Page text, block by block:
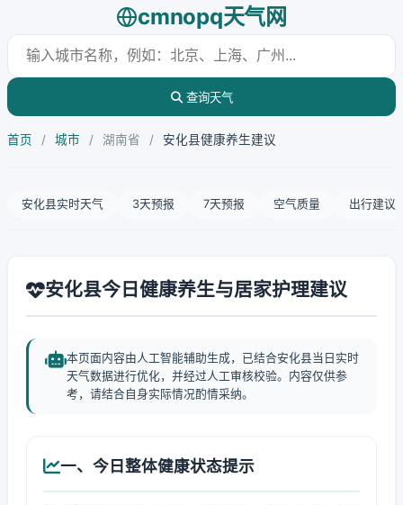
cmnopq天气网
查询天气
首页 / 城市 / 湖南省 / 安化县健康养生建议
安化县实时天气 3天预报 7天预报 空气质量 出行建议
安化县今日健康养生与居家护理建议
本页面内容由人工智能辅助生成，已结合安化县当日实时
天气数据进行优化，并经过人工审核校验。内容仅供参
考，请结合自身实际情况酌情采纳。
一、今日整体健康状态提示